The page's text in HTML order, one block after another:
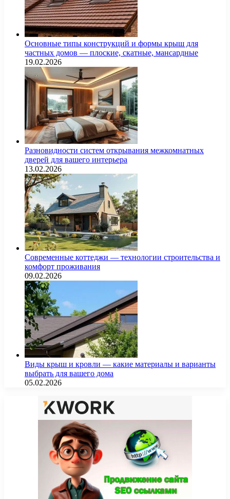
Основные типы конструкций и формы крыш для
частных домов — плоские, скатные, мансардные
19.02.2026
Разновидности систем открывания межкомнатных
дверей для вашего интерьера
13.02.2026
Современные коттеджи — технологии строительства и
комфорт проживания
09.02.2026
Виды крыш и кровли — какие материалы и варианты
выбрать для вашего дома
05.02.2026